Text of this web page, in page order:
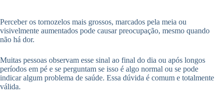
Perceber os tornozelos mais grossos, marcados pela meia ou
visivelmente aumentados pode causar preocupação, mesmo quando
não há dor.
Muitas pessoas observam esse sinal ao final do dia ou após longos
períodos em pé e se perguntam se isso é algo normal ou se pode
indicar algum problema de saúde. Essa dúvida é comum e totalmente
válida.